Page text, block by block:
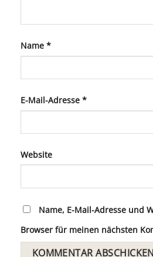
Name *
E-Mail-Adresse *
Website
Name, E-Mail-Adresse und
Browser für meinen nächsten